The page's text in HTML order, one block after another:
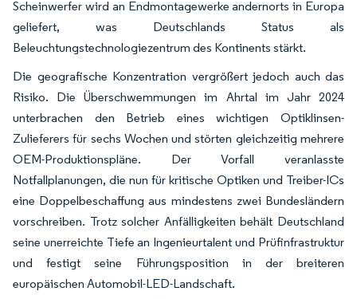
Scheinwerfer wird an Endmontagewerke andernorts in Europa
geliefert, was Deutschlands Status als
Beleuchtungstechnologiezentrum des Kontinents stärkt.
Die geografische Konzentration vergrößert jedoch auch das
Risiko. Die Überschwemmungen im Ahrtal im Jahr 2024
unterbrachen den Betrieb eines wichtigen Optiklinsen-
Zulieferers für sechs Wochen und störten gleichzeitig mehrere
OEM-Produktionspläne. Der Vorfall veranlasste
Notfallplanungen, die nun für kritische Optiken und Treiber-ICs
eine Doppelbeschaffung aus mindestens zwei Bundesländern
vorschreiben. Trotz solcher Anfälligkeiten behält Deutschland
seine unerreichte Tiefe an Ingenieurtalent und Prüfinfrastruktur
und festigt seine Führungsposition in der breiteren
europäischen Automobil-LED-Landschaft.